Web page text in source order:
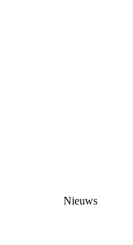
Nieuws